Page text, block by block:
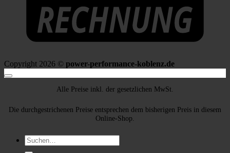
Copyright 2026 © power-performance-koblenz.de
Alle Preise inkl. der gesetzlichen MwSt.
Die durchgestrichenen Preise entsprechen dem bisherigen Preis in diesem
Online-Shop.
Suche
nach: